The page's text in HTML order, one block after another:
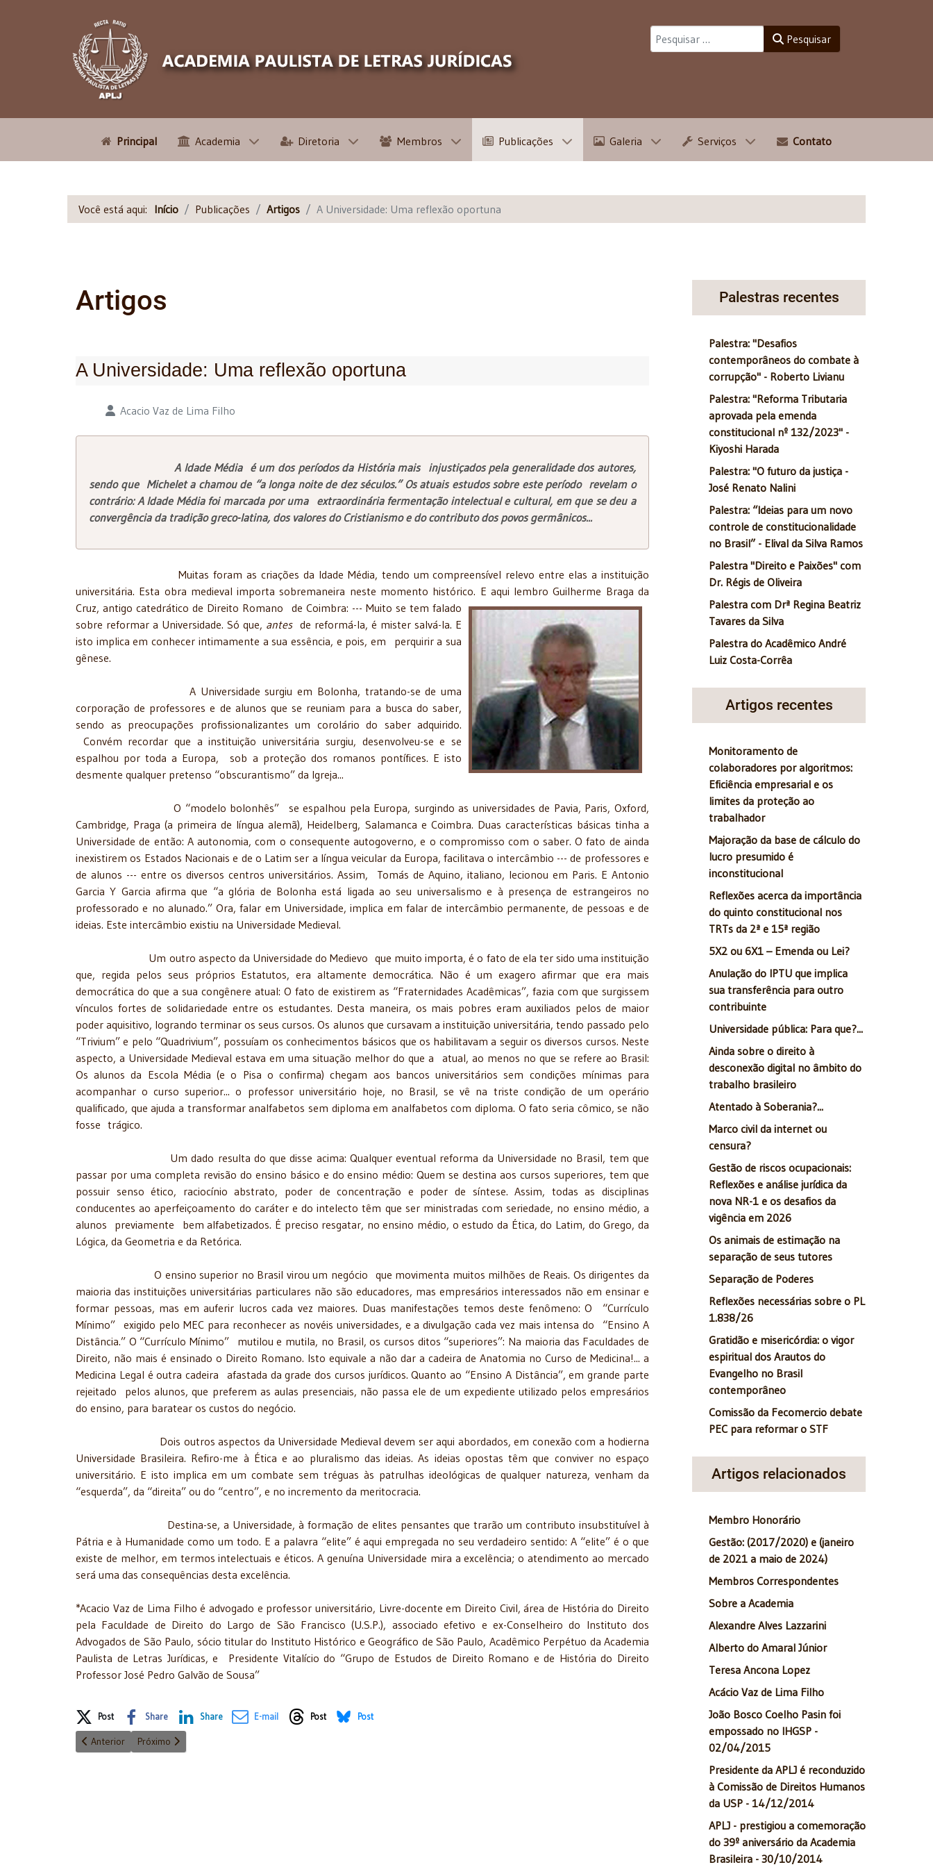
Pesquisar
Principal Academia Diretoria Membros Publicações Galeria Serviços Contato
Você está aqui: Início Publicações Artigos A Universidade: Uma reflexão oportuna
Artigos
A Universidade: Uma reflexão oportuna
Detalhes Acacio Vaz de Lima Filho
A Idade Média é um dos períodos da História mais injustiçados pela generalidade dos autores,
sendo que Michelet a chamou de “a longa noite de dez séculos.” Os atuais estudos sobre este período revelam o
contrário: A Idade Média foi marcada por uma extraordinária fermentação intelectual e cultural, em que se deu a
convergência da tradição greco-latina, dos valores do Cristianismo e do contributo dos povos germânicos...
Muitas foram as criações da Idade Média, tendo um compreensível relevo entre elas a instituição
universitária. Esta obra medieval importa sobremaneira neste momento histórico. E aqui lembro Guilherme Braga da
Cruz, antigo catedrático de Direito Romano de Coimbra: --- Muito se tem falado
sobre reformar a Universidade. Só que, antes de reformá-la, é mister salvá-la. E
isto implica em conhecer intimamente a sua essência, e pois, em perquirir a sua
gênese.
A Universidade surgiu em Bolonha, tratando-se de uma
corporação de professores e de alunos que se reuniam para a busca do saber,
sendo as preocupações profissionalizantes um corolário do saber adquirido.
Convém recordar que a instituição universitária surgiu, desenvolveu-se e se
espalhou por toda a Europa, sob a proteção dos romanos pontífices. E isto
desmente qualquer pretenso “obscurantismo” da Igreja...
O “modelo bolonhês” se espalhou pela Europa, surgindo as universidades de Pavia, Paris, Oxford,
Cambridge, Praga (a primeira de língua alemã), Heidelberg, Salamanca e Coimbra. Duas características básicas tinha a
Universidade de então: A autonomia, com o consequente autogoverno, e o compromisso com o saber. O fato de ainda
inexistirem os Estados Nacionais e de o Latim ser a língua veicular da Europa, facilitava o intercâmbio --- de professores e
de alunos --- entre os diversos centros universitários. Assim, Tomás de Aquino, italiano, lecionou em Paris. E Antonio
Garcia Y Garcia afirma que “a glória de Bolonha está ligada ao seu universalismo e à presença de estrangeiros no
professorado e no alunado.” Ora, falar em Universidade, implica em falar de intercâmbio permanente, de pessoas e de
ideias. Este intercâmbio existiu na Universidade Medieval.
Um outro aspecto da Universidade do Medievo que muito importa, é o fato de ela ter sido uma instituição
que, regida pelos seus próprios Estatutos, era altamente democrática. Não é um exagero afirmar que era mais
democrática do que a sua congênere atual: O fato de existirem as “Fraternidades Acadêmicas”, fazia com que surgissem
vínculos fortes de solidariedade entre os estudantes. Desta maneira, os mais pobres eram auxiliados pelos de maior
poder aquisitivo, logrando terminar os seus cursos. Os alunos que cursavam a instituição universitária, tendo passado pelo
“Trivium” e pelo “Quadrivium”, possuíam os conhecimentos básicos que os habilitavam a seguir os diversos cursos. Neste
aspecto, a Universidade Medieval estava em uma situação melhor do que a atual, ao menos no que se refere ao Brasil:
Os alunos da Escola Média (e o Pisa o confirma) chegam aos bancos universitários sem condições mínimas para
acompanhar o curso superior... o professor universitário hoje, no Brasil, se vê na triste condição de um operário
qualificado, que ajuda a transformar analfabetos sem diploma em analfabetos com diploma. O fato seria cômico, se não
fosse trágico.
Um dado resulta do que disse acima: Qualquer eventual reforma da Universidade no Brasil, tem que
passar por uma completa revisão do ensino básico e do ensino médio: Quem se destina aos cursos superiores, tem que
possuir senso ético, raciocínio abstrato, poder de concentração e poder de síntese. Assim, todas as disciplinas
conducentes ao aperfeiçoamento do caráter e do intelecto têm que ser ministradas com seriedade, no ensino médio, a
alunos previamente bem alfabetizados. É preciso resgatar, no ensino médio, o estudo da Ética, do Latim, do Grego, da
Lógica, da Geometria e da Retórica.
O ensino superior no Brasil virou um negócio que movimenta muitos milhões de Reais. Os dirigentes da
maioria das instituições universitárias particulares não são educadores, mas empresários interessados não em ensinar e
formar pessoas, mas em auferir lucros cada vez maiores. Duas manifestações temos deste fenômeno: O “Currículo
Mínimo” exigido pelo MEC para reconhecer as novéis universidades, e a divulgação cada vez mais intensa do “Ensino A
Distância.” O “Currículo Mínimo” mutilou e mutila, no Brasil, os cursos ditos “superiores”: Na maioria das Faculdades de
Direito, não mais é ensinado o Direito Romano. Isto equivale a não dar a cadeira de Anatomia no Curso de Medicina!... a
Medicina Legal é outra cadeira afastada da grade dos cursos jurídicos. Quanto ao “Ensino A Distância”, em grande parte
rejeitado pelos alunos, que preferem as aulas presenciais, não passa ele de um expediente utilizado pelos empresários
do ensino, para baratear os custos do negócio.
Dois outros aspectos da Universidade Medieval devem ser aqui abordados, em conexão com a hodierna
Universidade Brasileira. Refiro-me à Ética e ao pluralismo das ideias. As ideias opostas têm que conviver no espaço
universitário. E isto implica em um combate sem tréguas às patrulhas ideológicas de qualquer natureza, venham da
“esquerda”, da “direita” ou do “centro”, e no incremento da meritocracia.
Destina-se, a Universidade, à formação de elites pensantes que trarão um contributo insubstituível à
Pátria e à Humanidade como um todo. E a palavra “elite” é aqui empregada no seu verdadeiro sentido: A “elite” é o que
existe de melhor, em termos intelectuais e éticos. A genuína Universidade mira a excelência; o atendimento ao mercado
será uma das consequências desta excelência.
*Acacio Vaz de Lima Filho é advogado e professor universitário, Livre-docente em Direito Civil, área de História do Direito
pela Faculdade de Direito do Largo de São Francisco (U.S.P.), associado efetivo e ex-Conselheiro do Instituto dos
Advogados de São Paulo, sócio titular do Instituto Histórico e Geográfico de São Paulo, Acadêmico Perpétuo da Academia
Paulista de Letras Jurídicas, e Presidente Vitalício do “Grupo de Estudos de Direito Romano e de História do Direito
Professor José Pedro Galvão de Sousa”
Share on Social Media
Post Share Share E-mail Post Post
Artigo anterior: A doença não tem fronteira, partido ou religião
Anterior Próximo artigo: Não reconhecimento dos efeitos Previdenciários das decisões Trabalhistas
Próximo
Palestras recentes
Palestra: "Desafios
contemporâneos do combate à
corrupção" - Roberto Livianu
Palestra: "Reforma Tributaria
aprovada pela emenda
constitucional nº 132/2023" -
Kiyoshi Harada
Palestra: "O futuro da justiça -
José Renato Nalini
Palestra: “Ideias para um novo
controle de constitucionalidade
no Brasil” - Elival da Silva Ramos
Palestra "Direito e Paixões" com
Dr. Régis de Oliveira
Palestra com Drª Regina Beatriz
Tavares da Silva
Palestra do Acadêmico André
Luiz Costa-Corrêa
Artigos recentes
Monitoramento de
colaboradores por algoritmos:
Eficiência empresarial e os
limites da proteção ao
trabalhador
Majoração da base de cálculo do
lucro presumido é
inconstitucional
Reflexões acerca da importância
do quinto constitucional nos
TRTs da 2ª e 15ª região
5X2 ou 6X1 – Emenda ou Lei?
Anulação do IPTU que implica
sua transferência para outro
contribuinte
Universidade pública: Para que?...
Ainda sobre o direito à
desconexão digital no âmbito do
trabalho brasileiro
Atentado à Soberania?...
Marco civil da internet ou
censura?
Gestão de riscos ocupacionais:
Reflexões e análise jurídica da
nova NR-1 e os desafios da
vigência em 2026
Os animais de estimação na
separação de seus tutores
Separação de Poderes
Reflexões necessárias sobre o PL
1.838/26
Gratidão e misericórdia: o vigor
espiritual dos Arautos do
Evangelho no Brasil
contemporâneo
Comissão da Fecomercio debate
PEC para reformar o STF
Artigos relacionados
Membro Honorário
Gestão: (2017/2020) e (janeiro
de 2021 a maio de 2024)
Membros Correspondentes
Sobre a Academia
Alexandre Alves Lazzarini
Alberto do Amaral Júnior
Teresa Ancona Lopez
Acácio Vaz de Lima Filho
João Bosco Coelho Pasin foi
empossado no IHGSP -
02/04/2015
Presidente da APLJ é reconduzido
à Comissão de Direitos Humanos
da USP - 14/12/2014
APLJ - prestigiou a comemoração
do 39º aniversário da Academia
Brasileira - 30/10/2014